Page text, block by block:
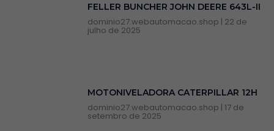
FELLER BUNCHER JOHN DEERE 643L-II
dominio27.webautomacao.shop 22 de
julho de 2025
MOTONIVELADORA CATERPILLAR 12H
dominio27.webautomacao.shop 17 de
setembro de 2025